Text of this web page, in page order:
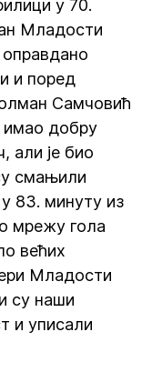
у 70.
Младости
оправдано
и поред
Самчовић
имао добру
али је био
смањили
83. минуту из
мрежу гола
већих
Младости
су наши
и уписали